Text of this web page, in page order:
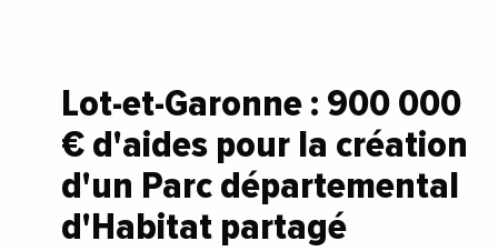
Lot-et-Garonne : 900 000
€ d'aides pour la création
d'un Parc départemental
d'Habitat partagé